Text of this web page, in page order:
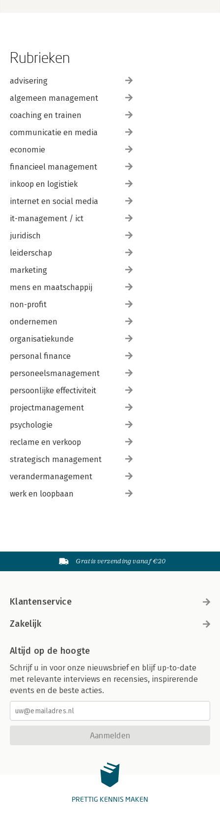
Rubrieken
advisering
algemeen management
coaching en trainen
communicatie en media
economie
financieel management
inkoop en logistiek
internet en social media
it-management / ict
juridisch
leiderschap
marketing
mens en maatschappij
non-profit
ondernemen
organisatiekunde
personal finance
personeelsmanagement
persoonlijke effectiviteit
projectmanagement
psychologie
reclame en verkoop
strategisch management
verandermanagement
werk en loopbaan
Gratis verzending vanaf €20
Klantenservice
Zakelijk
Altijd op de hoogte
Schrijf u in voor onze nieuwsbrief en blijf up-to-date
met relevante interviews en recensies, inspirerende
events en de beste acties.
Aanmelden
PRETTIG KENNIS MAKEN